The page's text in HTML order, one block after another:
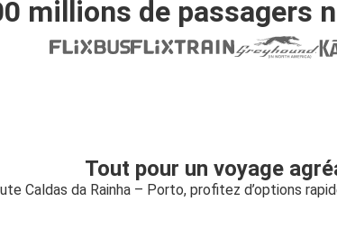
millions de passagers
Tout pour un voyage
Caldas da Rainha – Porto, profitez d’options